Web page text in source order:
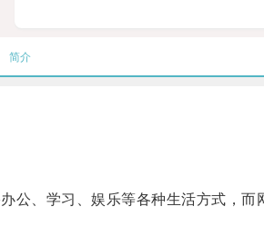
简介
、学习、娱乐等各种生活方式，而